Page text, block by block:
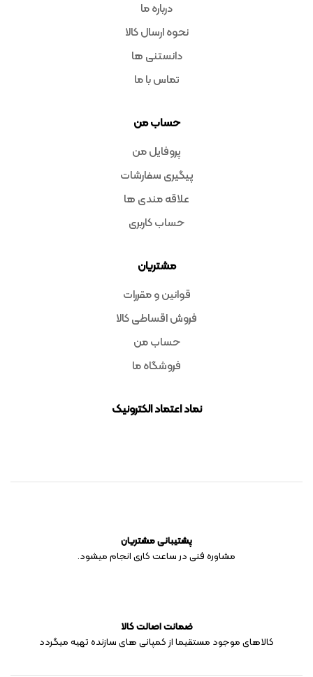
درباره ما
نحوه ارسال کالا
دانستنی ها
تماس با ما
حساب من
پروفایل من
پیگیری سفارشات
علاقه مندی ها
حساب کاربری
مشتریان
قوانین و مقررات
فروش اقساطی کالا
حساب من
فروشگاه ما
نماد اعتماد الکترونیک
پشتیبانی مشتریان
مشاوره فنی در ساعت کاری انجام میشود.
ضمانت اصالت کالا
کالاهای موجود مستقیما از کمپانی های سازنده تهیه میگردد